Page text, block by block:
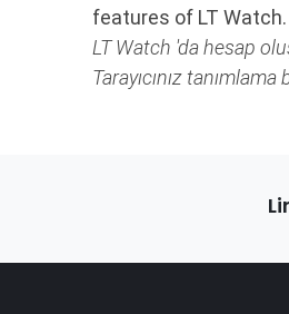
features of LT Watch.
LT Watch 'da hesap
Tarayıcınız